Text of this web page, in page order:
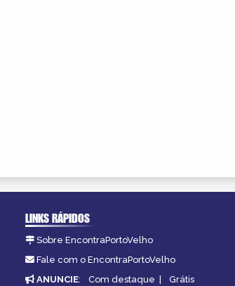
LINKS RÁPIDOS
Sobre EncontraPortoVelho
Fale com o EncontraPortoVelho
ANUNCIE: Com destaque | Grátis